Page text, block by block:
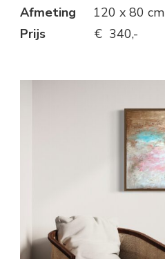
Afmeting 120 x 80 cm
Prijs € 340,-